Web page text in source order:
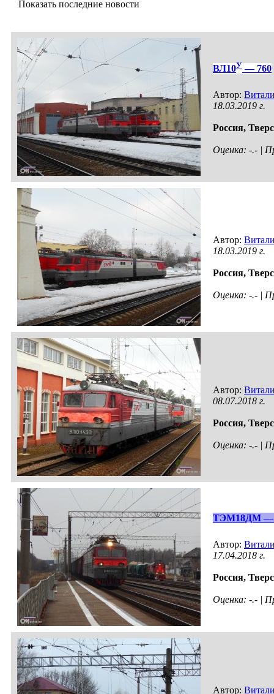
Показать последние новости
ВЛ10У — 760
Автор:
18.03.2019 г.
Россия,
Оценка: -.- |
Автор:
18.03.2019 г.
Россия,
Оценка: -.- |
Автор:
08.07.2018 г.
Россия,
Оценка: -.- |
ТЭМ18ДМ —
Автор:
17.04.2018 г.
Россия,
Оценка: -.- |
Автор: